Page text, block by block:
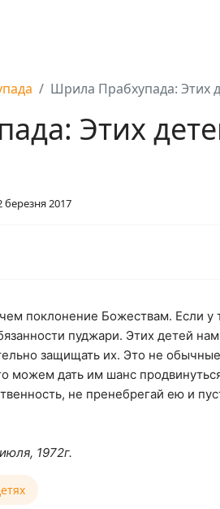
Шрила Прабхупада: Этих
Этих
березня 2017
поклонение Божествам. Если у
пуджари. Этих детей
защищать их. Это не обычные
можем дать им шанс
не пренебрегай ею и
1972г.